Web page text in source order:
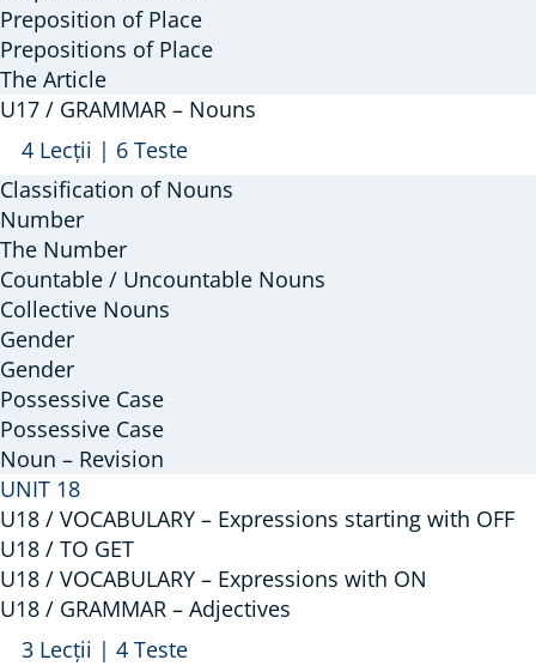
Preposition of Place
Prepositions of Place
The Article
U17 / GRAMMAR – Nouns
Arată
U17
/
GRAMMAR
–
Nouns
4 Lecții | 6 Teste
Classification of Nouns
Number
The Number
Countable / Uncountable Nouns
Collective Nouns
Gender
Gender
Possessive Case
Possessive Case
Noun – Revision
UNIT 18
U18 / VOCABULARY – Expressions starting with OFF
U18 / TO GET
U18 / VOCABULARY – Expressions with ON
U18 / GRAMMAR – Adjectives
Arată
U18
3 Lecții | 4 Teste